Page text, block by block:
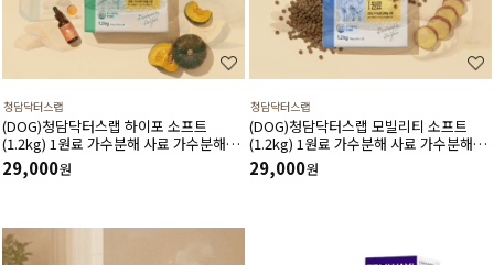
청담닥터스랩
(DOG)청담닥터스랩 하이포 소프트
(1.2kg) 1원료 가수분해 사료 가수분해연
어 피부와 피모건강에 도움 장건강 긴장완
화 부드러운식감
29,000원
청담닥터스랩
(DOG)청담닥터스랩 모빌리티 소프트
(1.2kg) 1원료 가수분해 사료 가수분해오
리 관절건강 장건강 긴장완화 부드러운식
감
29,000원